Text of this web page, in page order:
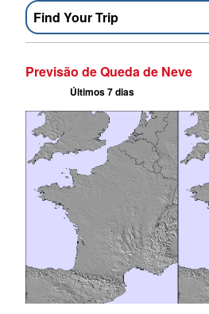
Find Your Trip
Previsão de Queda de Neve
Últimos 7 dias